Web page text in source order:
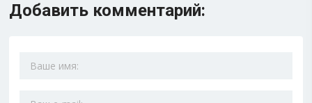
Добавить комментарий: